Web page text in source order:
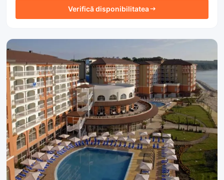
Verifică disponibilitatea